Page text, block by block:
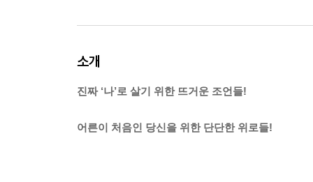
소개
진짜 ‘나’로 살기 위한 뜨거운 조언들!
어른이 처음인 당신을 위한 단단한 위로들!